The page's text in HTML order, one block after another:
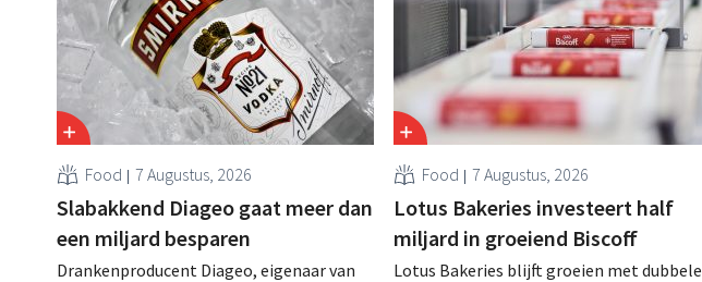
Food 7 Augustus, 2026
Slabakkend Diageo gaat meer dan
een miljard besparen
Drankenproducent Diageo, eigenaar van
Food 7 Augustus, 2026
Lotus Bakeries investeert half
miljard in groeiend Biscoff
Lotus Bakeries blijft groeien met dubbele